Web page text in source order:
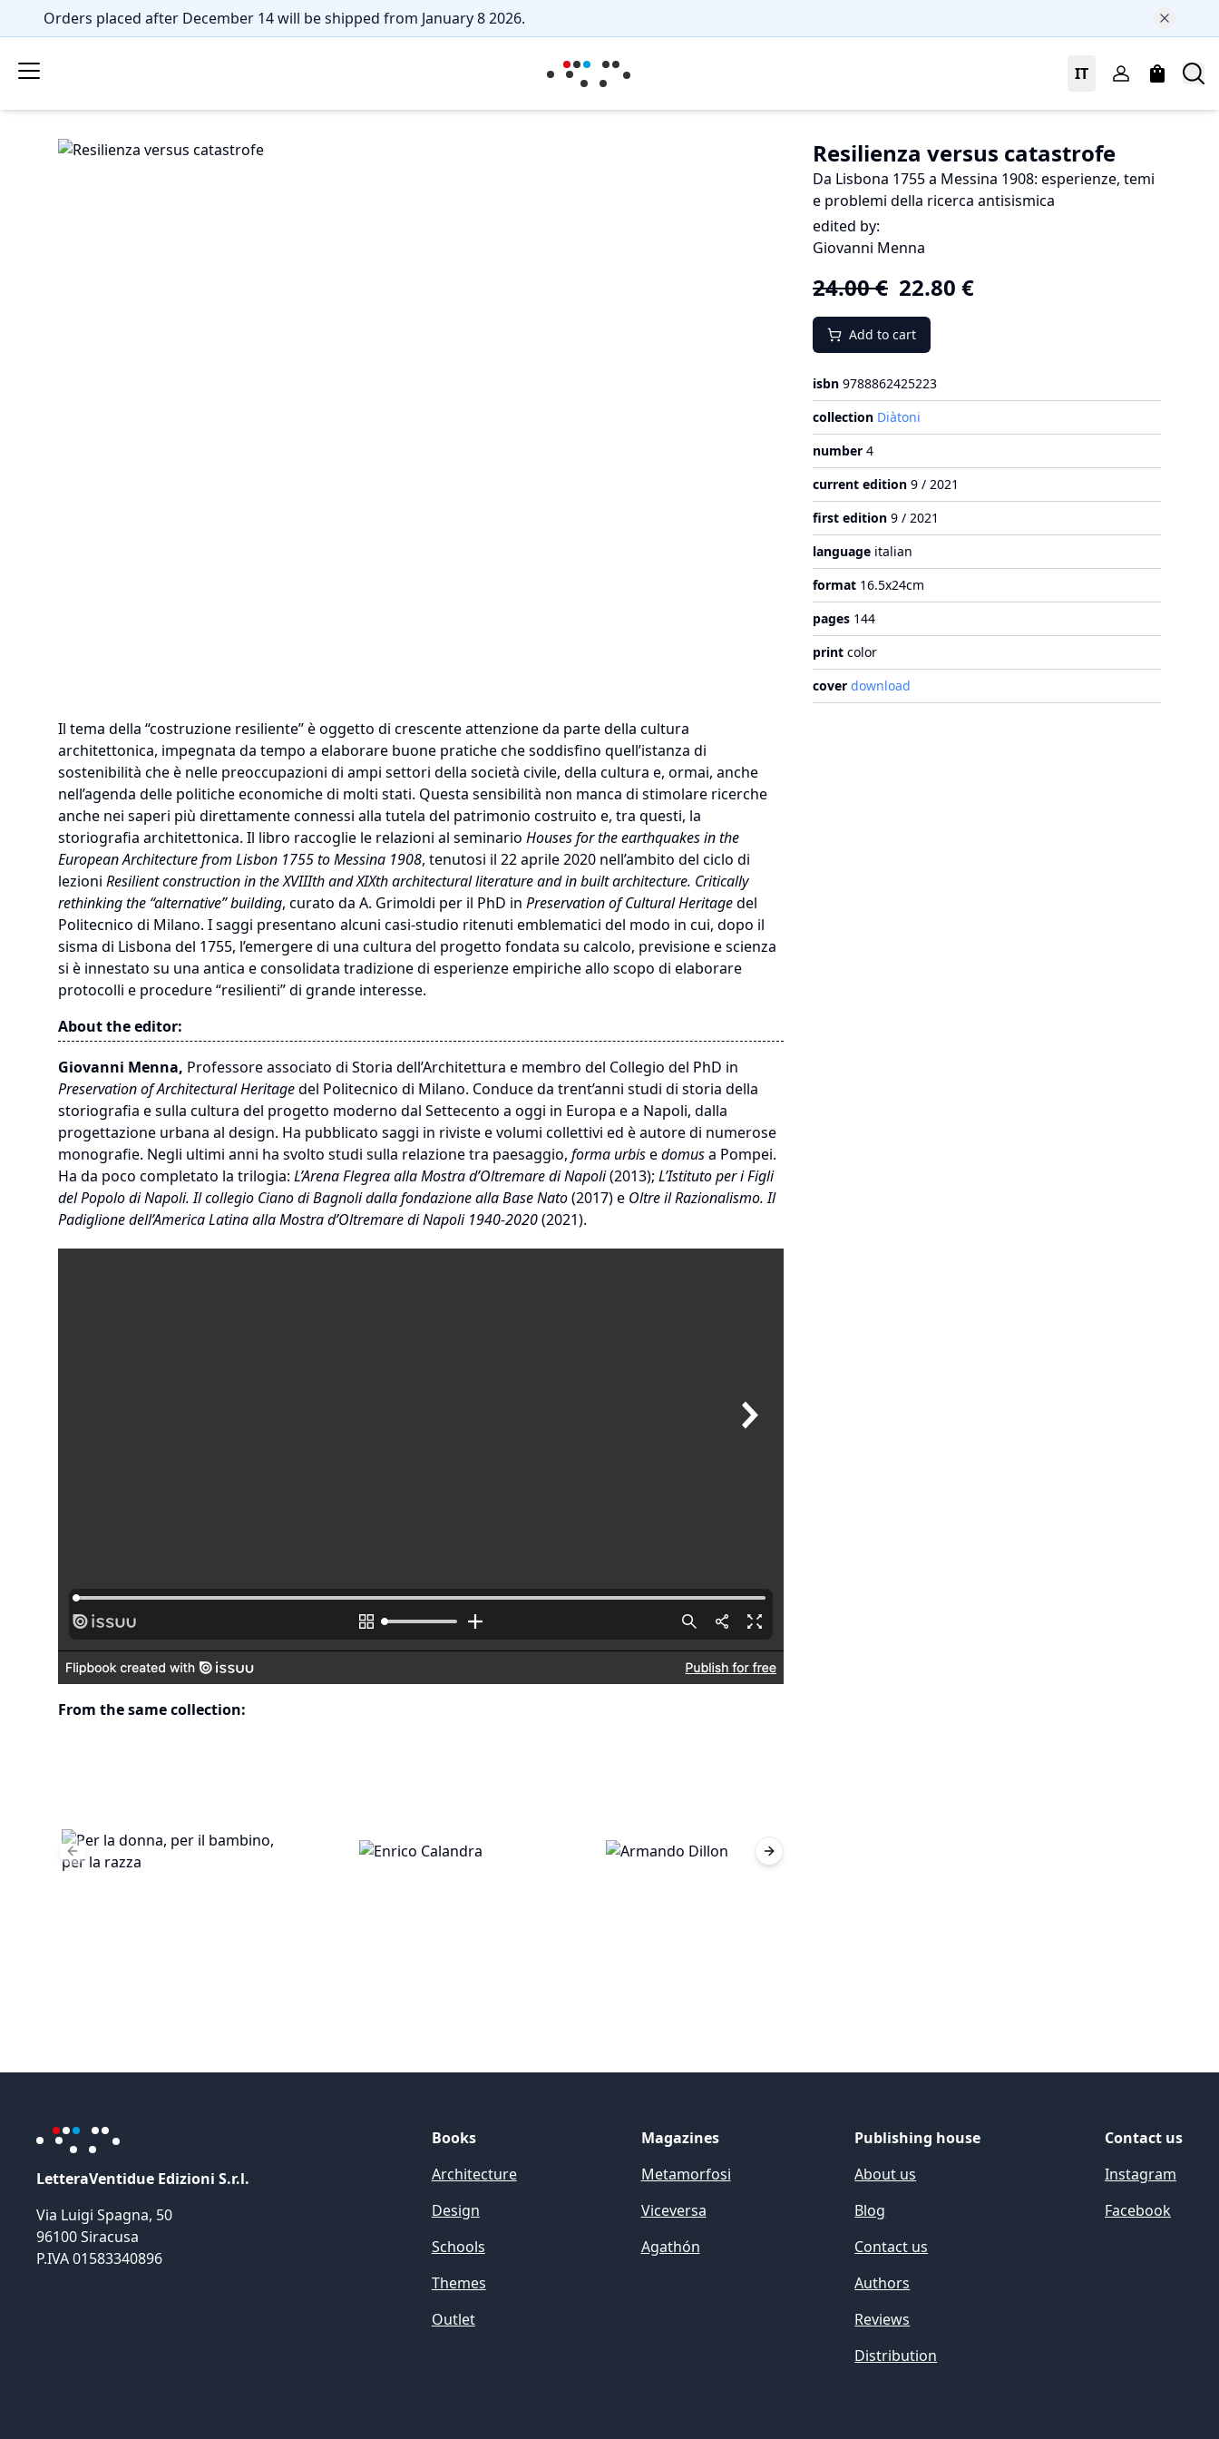
Orders placed after December 14 will be shipped from January 8 2026.
IT
Resilienza versus catastrofe
Da Lisbona 1755 a Messina 1908: esperienze, temi
e problemi della ricerca antisismica
edited by:
Giovanni Menna
24.00€ 22.80 €
Add to cart
isbn 9788862425223
collection Diàtoni
number 4
current edition 9 / 2021
first edition 9 / 2021
language italian
format 16.5x24cm
pages 144
print color
cover download
Il tema della “costruzione resiliente” è oggetto di crescente attenzione da parte della cultura
architettonica, impegnata da tempo a elaborare buone pratiche che soddisfino quell’istanza di
sostenibilità che è nelle preoccupazioni di ampi settori della società civile, della cultura e, ormai, anche
nell’agenda delle politiche economiche di molti stati. Questa sensibilità non manca di stimolare ricerche
anche nei saperi più direttamente connessi alla tutela del patrimonio costruito e, tra questi, la
storiografia architettonica. Il libro raccoglie le relazioni al seminario Houses for the earthquakes in the
European Architecture from Lisbon 1755 to Messina 1908, tenutosi il 22 aprile 2020 nell’ambito del ciclo di
lezioni Resilient construction in the XVIIIth and XIXth architectural literature and in built architecture. Critically
rethinking the “alternative” building, curato da A. Grimoldi per il PhD in Preservation of Cultural Heritagedel
Politecnico di Milano. I saggi presentano alcuni casi-studio ritenuti emblematici del modo in cui, dopo il
sisma di Lisbona del 1755, l’emergere di una cultura del progetto fondata su calcolo, previsione e scienza
si è innestato su una antica e consolidata tradizione di esperienze empiriche allo scopo di elaborare
protocolli e procedure “resilienti” di grande interesse.
About the editor:
Giovanni Menna, Professore associato di Storia dell’Architettura e membro del Collegio del PhD in
Preservation of Architectural Heritagedel Politecnico di Milano. Conduce da trent’anni studi di storia della
storiografia e sulla cultura del progetto moderno dal Settecento a oggi in Europa e a Napoli, dalla
progettazione urbana al design. Ha pubblicato saggi in riviste e volumi collettivi ed è autore di numerose
monografie. Negli ultimi anni ha svolto studi sulla relazione tra paesaggio, forma urbisedomusa Pompei.
Ha da poco completato la trilogia: L’Arena Flegrea alla Mostra d’Oltremare di Napoli(2013); L’Istituto per i Figli
del Popolo di Napoli. Il collegio Ciano di Bagnoli dalla fondazione alla Base Nato(2017) e Oltre il Razionalismo. Il
Padiglione dell’America Latina alla Mostra d’Oltremare di Napoli 1940-2020(2021).
From the same collection:
Previous slide Next slide
LetteraVentidue Edizioni S.r.l.
Via Luigi Spagna, 50
96100 Siracusa
P.IVA 01583340896
Books
Architecture
Design
Schools
Themes
Outlet
Magazines
Metamorfosi
Viceversa
Agathón
Publishing house
About us
Blog
Contact us
Authors
Reviews
Distribution
Contact us
Instagram
Facebook